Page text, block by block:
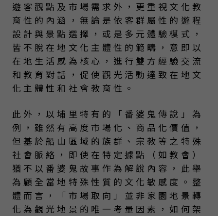
遊客觀點及市場需求外，更重視文化教
育性的內涵，無論是依客群屬性的遊程
設計與景點選擇，或是多元體驗模式，
皆不脫在地文化主體性的範疇，意即以
在地生活感為核心，進行雙方經驗交流
和教育對話，促使觀光活動達致在地文
化主體性和社會教育性。
此外，以埔里特有的「番婆鬼傳說」為
例，雖然有高度市場化、商品化價值，
但基於船山區域的族群、宗教等之特殊
社會脈絡，即使在特定據點（如教會）
猶不以番婆鬼故事作為解說內容，此舉
為顧全當地特殊性質的文化敏感度。整
體而言，「市場取向」並非家園地景轉
化為觀光地景的唯一考量因素，如何架